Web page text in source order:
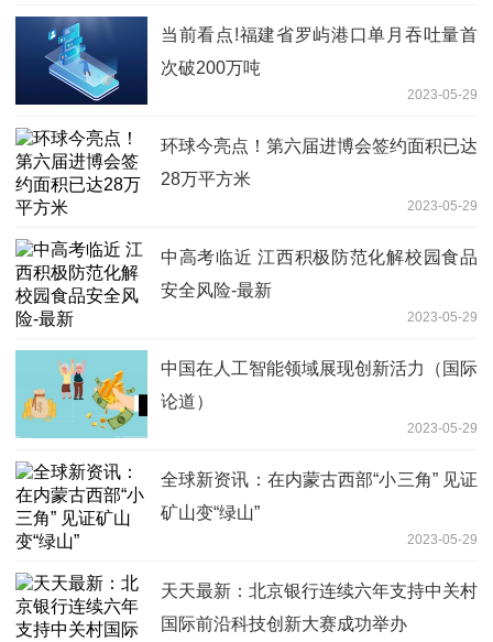
当前看点!福建省罗屿港口单月吞吐量首
次破200万吨
2023-05-29
环球今亮点！第六届进博会签约面积已达
28万平方米
2023-05-29
中高考临近 江西积极防范化解校园食品
安全风险-最新
2023-05-29
中国在人工智能领域展现创新活力（国际
论道）
2023-05-29
全球新资讯：在内蒙古西部“小三角” 见证
矿山变“绿山”
2023-05-29
天天最新：北京银行连续六年支持中关村
国际前沿科技创新大赛成功举办